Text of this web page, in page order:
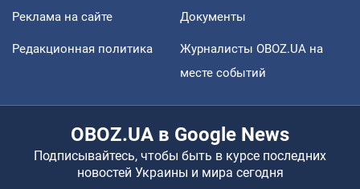
Реклама на сайте Документы
Редакционная политика
Журналисты OBOZ.UA на
месте событий
OBOZ.UA в Google News
Подписывайтесь, чтобы быть в курсе последних
новостей Украины и мира сегодня